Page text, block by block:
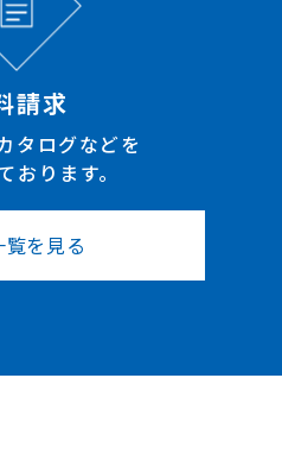
請求
タログなどを
おります。
を見る